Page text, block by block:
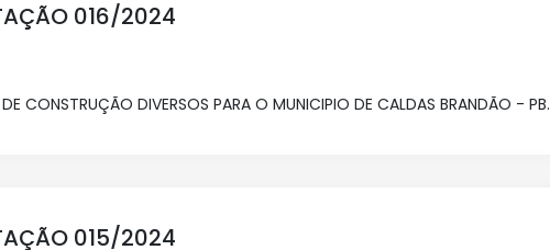
016/2024
CONSTRUÇÃO DIVERSOS PARA O MUNICIPIO DE CALDAS BRANDÃO - PB.
015/2024